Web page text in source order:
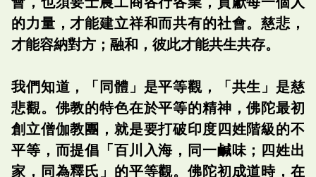
的力量，才能建立祥和而共有的社會。慈悲，
才能容納對方；融和，彼此才能共生共存。
我們知道，「同體」是平等觀，「共生」是慈
悲觀。佛教的特色在於平等的精神，佛陀最初
創立僧伽教團，就是要打破印度四姓階級的不
平等，而提倡「百川入海，同一鹹味；四姓出
家，同為釋氏」的平等觀。佛陀初成道時，在